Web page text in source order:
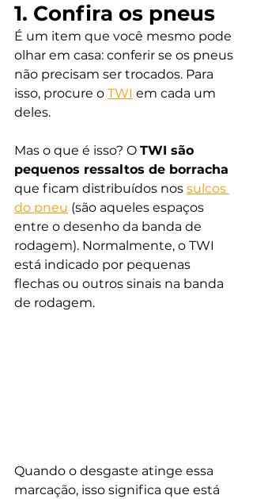
1. Confira os pneus
É um item que você mesmo pode
olhar em casa: conferir se os pneus
não precisam ser trocados. Para
isso, procure o TWI em cada um
deles.
Mas o que é isso? O TWI são
pequenos ressaltos de borracha
que ficam distribuídos nos sulcos
do pneu (são aqueles espaços
entre o desenho da banda de
rodagem). Normalmente, o TWI
está indicado por pequenas
flechas ou outros sinais na banda
de rodagem.
Quando o desgaste atinge essa
marcação, isso significa que está